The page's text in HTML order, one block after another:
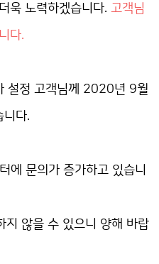
욱 노력하겠습니다. 고객님
다.
설정 고객님께 2020년 9월
니다.
문의가 증가하고 있습니
지 않을 수 있으니 양해 바랍